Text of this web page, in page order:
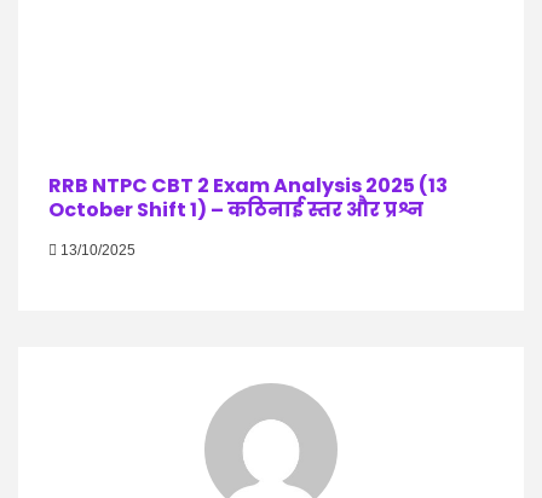
RRB NTPC CBT 2 Exam Analysis 2025 (13
October Shift 1) – कठिनाई स्तर और प्रश्न
13/10/2025